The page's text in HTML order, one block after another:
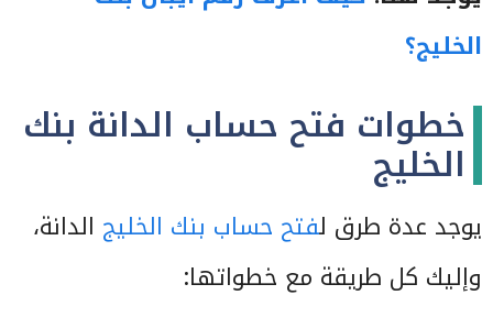
الخليج؟
خطوات فتح حساب الدانة بنك
الخليج
يوجد عدة طرق لفتح حساب بنك الخليج الدانة،
وإليك كل طريقة مع خطواتها: